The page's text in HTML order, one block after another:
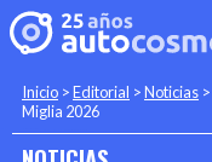
Inicio >Editorial >Noticias >
Miglia 2026